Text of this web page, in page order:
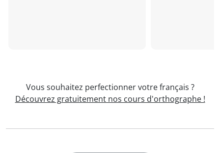
Vous souhaitez perfectionner votre français ?
Découvrez gratuitement nos cours d'orthographe !